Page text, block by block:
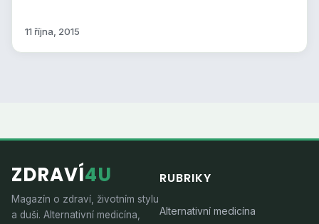
11 října, 2015
ZDRAVÍ4U
Magazín o zdraví, životním stylu
a duši. Alternativní medicína,
RUBRIKY
Alternativní medicína